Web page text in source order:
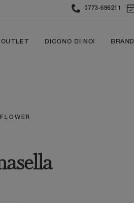
0773-696211
OUTLET DICONO DI NOI BRAND
FLOWER